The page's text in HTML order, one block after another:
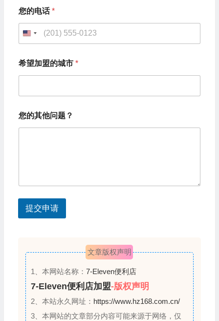
您的电话*
U
i
e
d
e
s
+
希望加盟的城市 *
的
其
名
您
的
您的其他问题？
提交申请
文章版权声明
1、本网站名称： 7-Eleven便利店
7-Eleven便利店加盟-版权声明
2、本站永久网址： https://www.hz168.com.cn/
3、本网站的文章部分内容可能来源于网络，仅